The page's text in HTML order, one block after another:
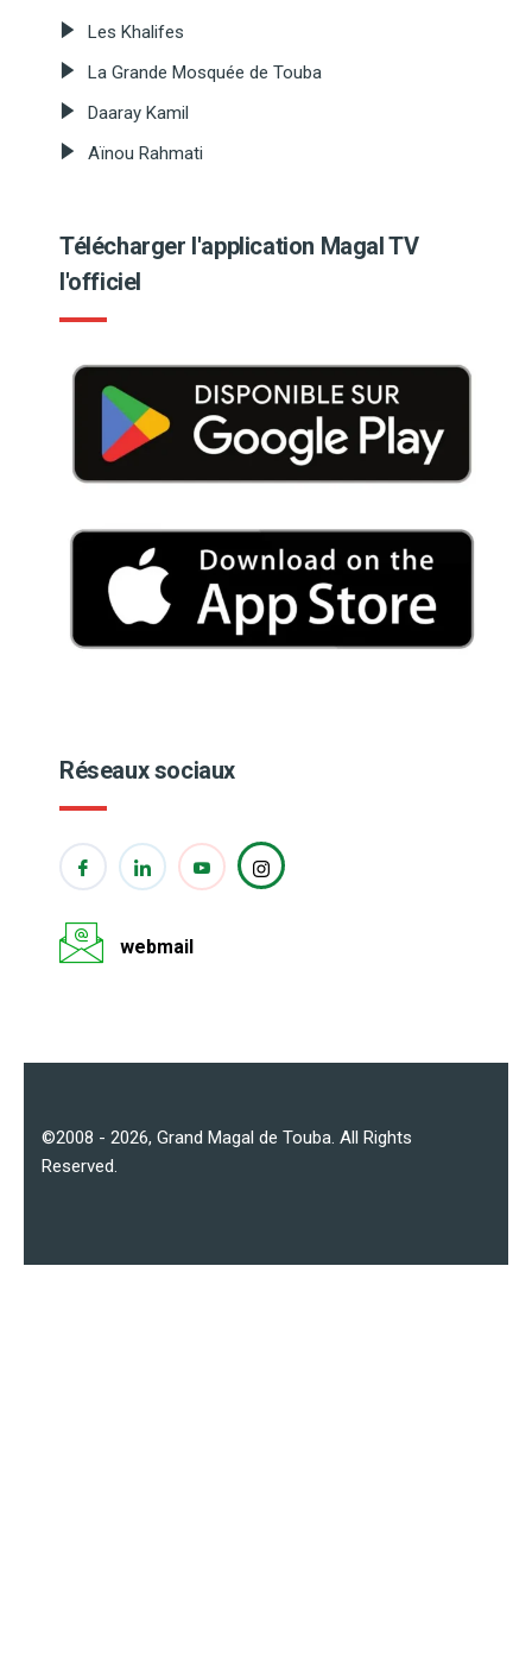
Les Khalifes
La Grande Mosquée de Touba
Daaray Kamil
Aïnou Rahmati
Télécharger l'application Magal TV
l'officiel
Réseaux sociaux
webmail
©2008 - 2026, Grand Magal de Touba . All Rights
Reserved.